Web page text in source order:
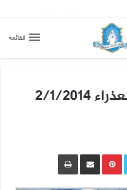
القائمة
رسالة السيدة العذراء 2/1/2014
Pinterestمشاركة عبر البريد طباعة